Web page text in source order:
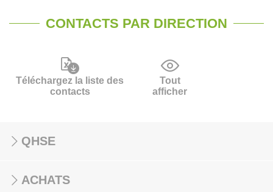
CONTACTS PAR DIRECTION
Téléchargez la liste des
contacts
Tout
afficher
QHSE
ACHATS